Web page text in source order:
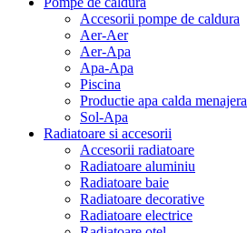
Accesorii pompe de caldura
Aer-Aer
Aer-Apa
Apa-Apa
Piscina
Productie apa calda menajera
Sol-Apa
Radiatoare si accesorii
Accesorii radiatoare
Radiatoare aluminiu
Radiatoare baie
Radiatoare decorative
Radiatoare electrice